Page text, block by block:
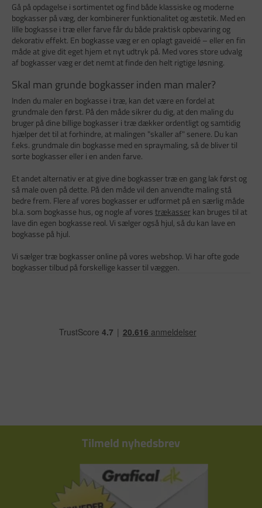
Gå på opdagelse i sortimentet og find både klassiske og moderne
bogkasser på væg, der kombinerer funktionalitet og æstetik. Med en
lille bogkasse i træ eller farve får du både praktisk opbevaring og
dekorativ effekt. En bogkasse væg er en oplagt gaveidé – eller en fin
måde at give dit eget hjem et nyt udtryk på. Med vores store udvalg
af bogkasser væg er det nemt at finde den helt rigtige løsning.
Skal man grunde bogkasser inden man maler?
Inden du maler en bogkasse i træ, kan det være en fordel at
grundmale den først. På den måde sikrer du dig, at den maling du
bruger på dine billige bogkasser i træ dækker ordentligt og samtidig
hjælper det til at forhindre, at malingen "skaller af" senere. Du kan
f.eks. grundmale din bogkasse med en spraymaling, så de bliver til
sorte bogkasser eller i en anden farve.
Et andet alternativ er at give dine bogkasser træ en gang lak først og
så male oven på dette. På den måde vil den anvendte maling stå
bedre frem. Flere af vores bogkasser er udformet på en særlig måde
bl.a. som bogkasse hus, og nogle af vorestrækasserkan bruges til at
lave din egen bogkasse reol. Vi sælger også hjul, så du kan lave en
bogkasse på hjul.
Vi sælger træ bogkasser online på vores webshop. Vi har ofte gode
bogkasser tilbud på forskellige kasser til væggen.
Tilmeld nyhedsbrev